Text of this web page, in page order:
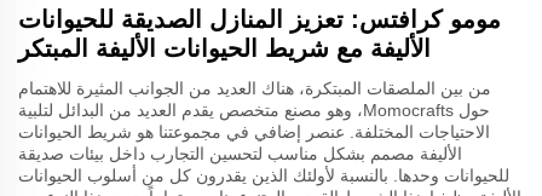
مومو كرافتس: تعزيز المنازل الصديقة للحيوانات
الأليفة مع شريط الحيوانات الأليفة المبتكر
من بين الملصقات المبتكرة، هناك العديد من الجوانب المثيرة للاهتمام
حول Momocrafts، وهو مصنع متخصص يقدم العديد من البدائل لتلبية
الاحتياجات المختلفة. عنصر إضافي في مجموعتنا هو شريط الحيوانات
الأليفة مصمم بشكل مناسب لتحسين التجارب داخل بيئات صديقة
للحيوانات وحدها. بالنسبة لأولئك الذين يقدرون كل من أسلوب الحيوانات